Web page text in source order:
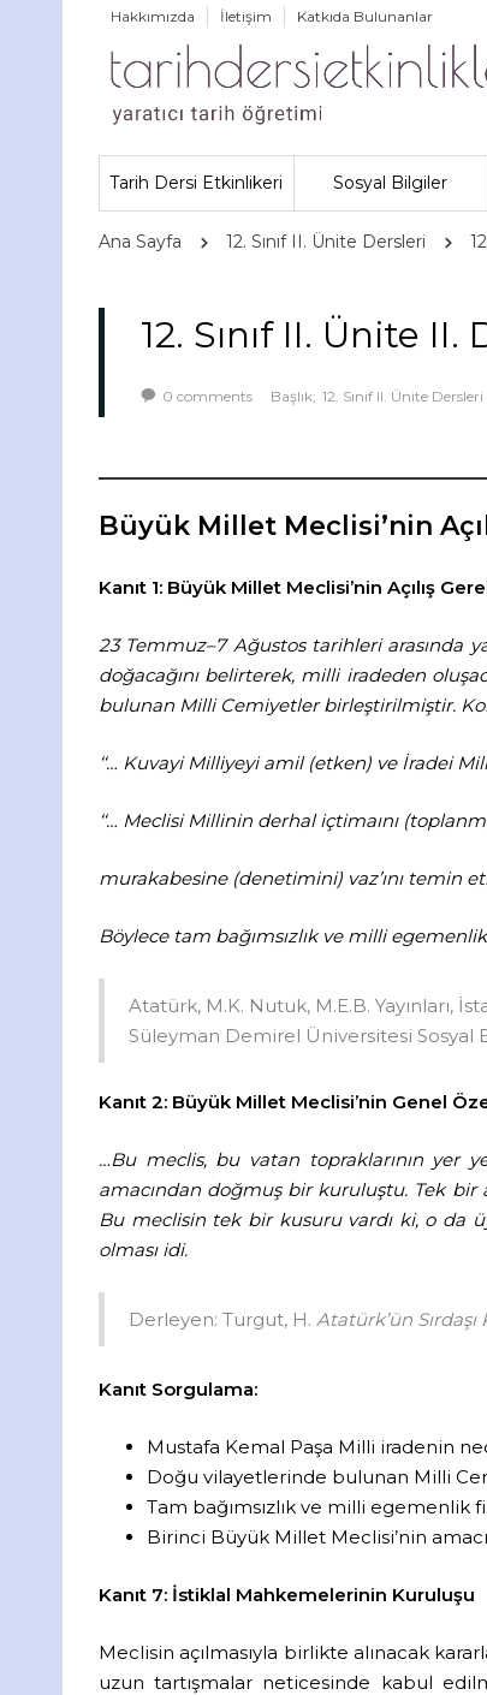
Hakkımızda İletişim Katkıda Bulunanlar
Tarih Dersi Etkinlikeri Sosyal Bilgiler
Ana Sayfa 12. Sınıf II. Ünite Dersleri
12. Sınıf II. Ünite II.
0 comments Başlık; 12. Sınıf II. Ünite Dersleri
Büyük Millet Meclisi’nin
Kanıt 1: Büyük Millet Meclisi’nin Açılış
23 Temmuz–7 Ağustos tarihleri arasında
doğacağını belirterek, milli iradeden
bulunan Milli Cemiyetler birleştirilmiştir.
‘‘… Kuvayi Milliyeyi amil (etken) ve İradei
‘‘… Meclisi Millinin derhal içtimaını
murakabesine (denetimini) vaz’ını temin
Böylece tam bağımsızlık ve milli
Atatürk, M.K. Nutuk, M.E.B. Yayınları,
Süleyman Demirel Üniversitesi Sosyal
Kanıt 2: Büyük Millet Meclisi’nin Genel
…Bu meclis, bu vatan topraklarının yer
amacından doğmuş bir kuruluştu. Tek bir
Bu meclisin tek bir kusuru vardı ki, o da
olması idi.
Derleyen: Turgut, H. Atatürk’ün Sırdaşı
Kanıt Sorgulama:
Mustafa Kemal Paşa Milli iradenin
Doğu vilayetlerinde bulunan Milli
Tam bağımsızlık ve milli egemenlik
Birinci Büyük Millet Meclisi’nin
Kanıt 7: İstiklal Mahkemelerinin Kuruluşu
Meclisin açılmasıyla birlikte alınacak
uzun tartışmalar neticesinde kabul